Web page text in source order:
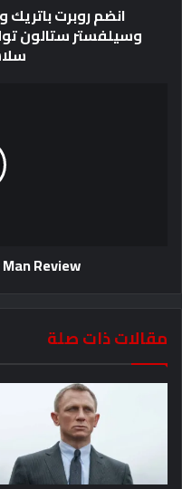
انضم روبرت باتريك
Review
مقالات ذات صلة